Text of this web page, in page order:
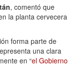
, comentó que
la planta cervecera
forma parte de
una clara
en “el Gobierno